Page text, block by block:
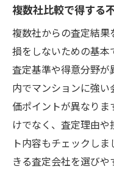
複数の価格
説
門真市で失
い方
不動産会社
わせ
査定額の落
不動産一括査定
複数社比較で得する
複数社からの査定結
損をしないための基本
査定基準や得意分野が
内でマンションに強
価ポイントが異なり
けでなく、査定理由
ト内容もチェックし
きる査定会社を選びや